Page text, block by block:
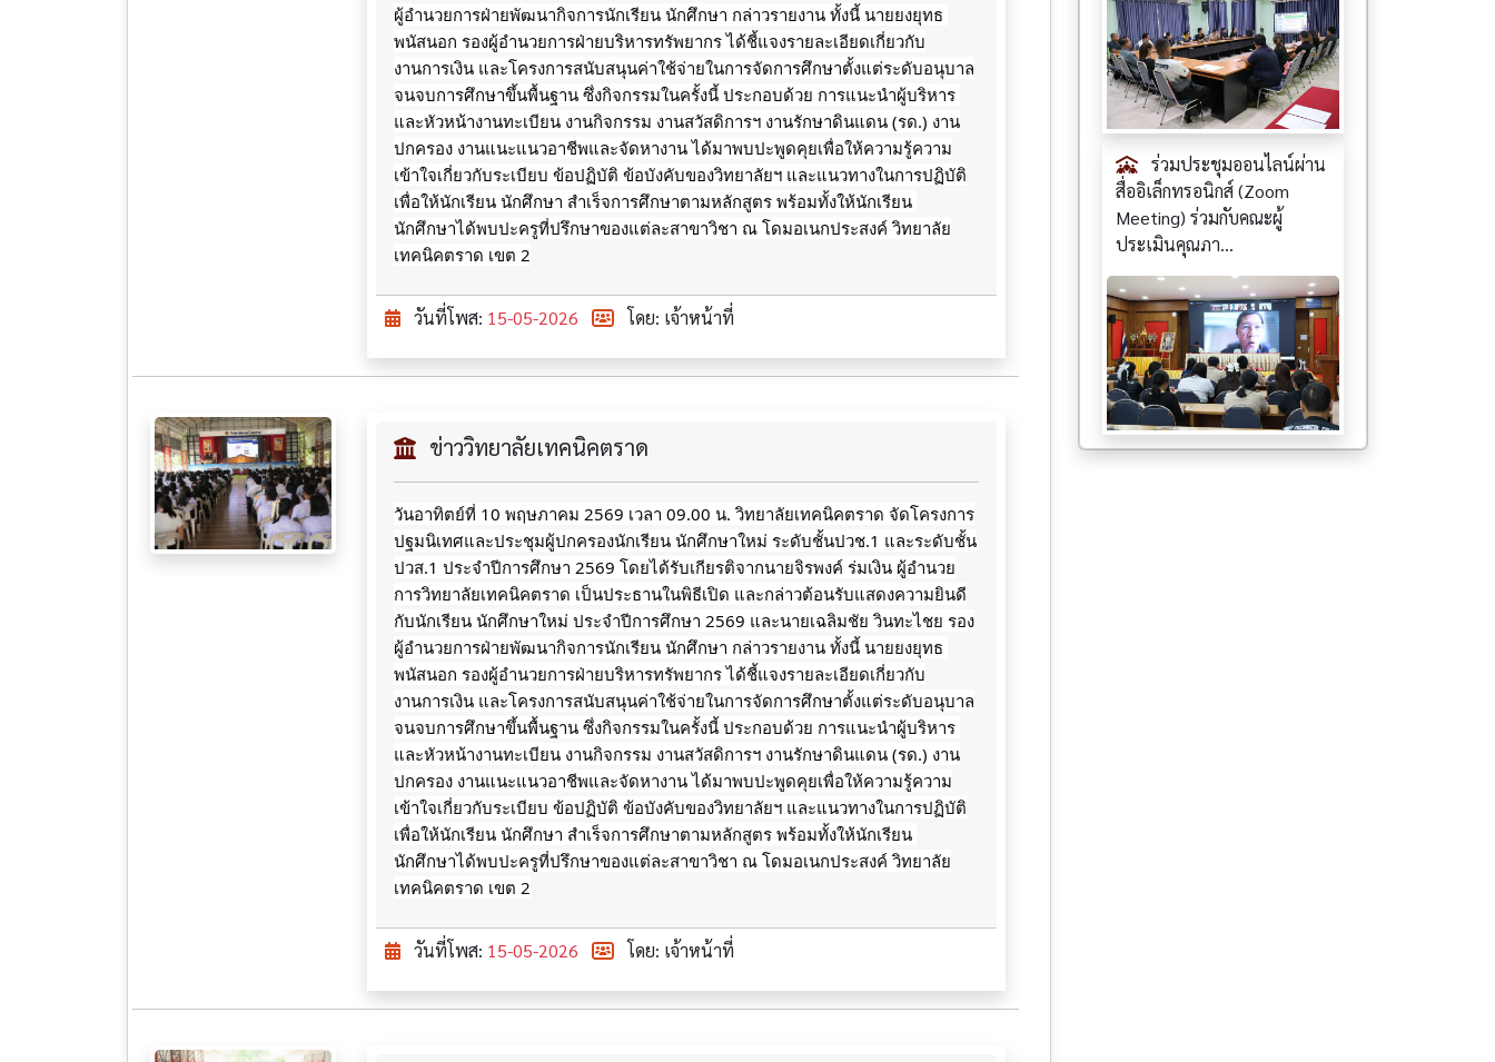
ผู้อำนวยการฝ่ายพัฒนากิจการนักเรียน นักศึกษา กล่าวรายงาน ทั้งนี้ นายยงยุทธ
พนัสนอก รองผู้อำนวยการฝ่ายบริหารทรัพยากร ได้ชี้แจงรายละเอียดเกี่ยวกับ
งานการเงิน และโครงการสนับสนุนค่าใช้จ่ายในการจัดการศึกษาตั้งแต่ระดับอนุบาล
จนจบการศึกษาขึ้นพื้นฐาน ซึ่งกิจกรรมในครั้งนี้ ประกอบด้วย การแนะนำผู้บริหาร
และหัวหน้างานทะเบียน งานกิจกรรม งานสวัสดิการฯ งานรักษาดินแดน (รด.) งาน
ปกครอง งานแนะแนวอาชีพและจัดหางาน ได้มาพบปะพูดคุยเพื่อให้ความรู้ความ
เข้าใจเกี่ยวกับระเบียบ ข้อปฏิบัติ ข้อบังคับของวิทยาลัยฯ และแนวทางในการปฏิบัติ
เพื่อให้นักเรียน นักศึกษา สำเร็จการศึกษาตามหลักสูตร พร้อมทั้งให้นักเรียน
นักศึกษาได้พบปะครูที่ปรึกษาของแต่ละสาขาวิชา ณ โดมอเนกประสงค์ วิทยาลัย
เทคนิคตราด เขต 2
วันที่โพส: 15-05-2026 โดย: เจ้าหน้าที่
ข่าววิทยาลัยเทคนิคตราด
วันอาทิตย์ที่ 10 พฤษภาคม 2569 เวลา 09.00 น. วิทยาลัยเทคนิคตราด จัดโครงการ
ปฐมนิเทศและประชุมผู้ปกครองนักเรียน นักศึกษาใหม่ ระดับชั้นปวช.1 และระดับชั้น
ปวส.1 ประจำปีการศึกษา 2569 โดยได้รับเกียรติจากนายจิรพงค์ ร่มเงิน ผู้อำนวย
การวิทยาลัยเทคนิคตราด เป็นประธานในพิธีเปิด และกล่าวต้อนรับแสดงความยินดี
กับนักเรียน นักศึกษาใหม่ ประจำปีการศึกษา 2569 และนายเฉลิมชัย วินทะไชย รอง
ผู้อำนวยการฝ่ายพัฒนากิจการนักเรียน นักศึกษา กล่าวรายงาน ทั้งนี้ นายยงยุทธ
พนัสนอก รองผู้อำนวยการฝ่ายบริหารทรัพยากร ได้ชี้แจงรายละเอียดเกี่ยวกับ
งานการเงิน และโครงการสนับสนุนค่าใช้จ่ายในการจัดการศึกษาตั้งแต่ระดับอนุบาล
จนจบการศึกษาขึ้นพื้นฐาน ซึ่งกิจกรรมในครั้งนี้ ประกอบด้วย การแนะนำผู้บริหาร
และหัวหน้างานทะเบียน งานกิจกรรม งานสวัสดิการฯ งานรักษาดินแดน (รด.) งาน
ปกครอง งานแนะแนวอาชีพและจัดหางาน ได้มาพบปะพูดคุยเพื่อให้ความรู้ความ
เข้าใจเกี่ยวกับระเบียบ ข้อปฏิบัติ ข้อบังคับของวิทยาลัยฯ และแนวทางในการปฏิบัติ
เพื่อให้นักเรียน นักศึกษา สำเร็จการศึกษาตามหลักสูตร พร้อมทั้งให้นักเรียน
นักศึกษาได้พบปะครูที่ปรึกษาของแต่ละสาขาวิชา ณ โดมอเนกประสงค์ วิทยาลัย
เทคนิคตราด เขต 2
วันที่โพส: 15-05-2026 โดย: เจ้าหน้าที่
ร่วมประชุมออนไลน์ผ่าน
สื่ออิเล็กทรอนิกส์ (Zoom
Meeting) ร่วมกับคณะผู้
ประเมินคุณภา...